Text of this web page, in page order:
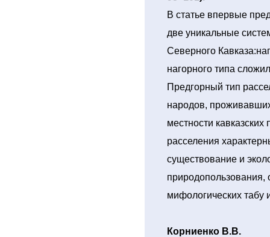
В статье впервые
две уникальные
Северного
нагорного типа
Предгорный тип
народов,
местности
расселения
существование и
природопользования,
мифологических табу
Корниенко В.В.